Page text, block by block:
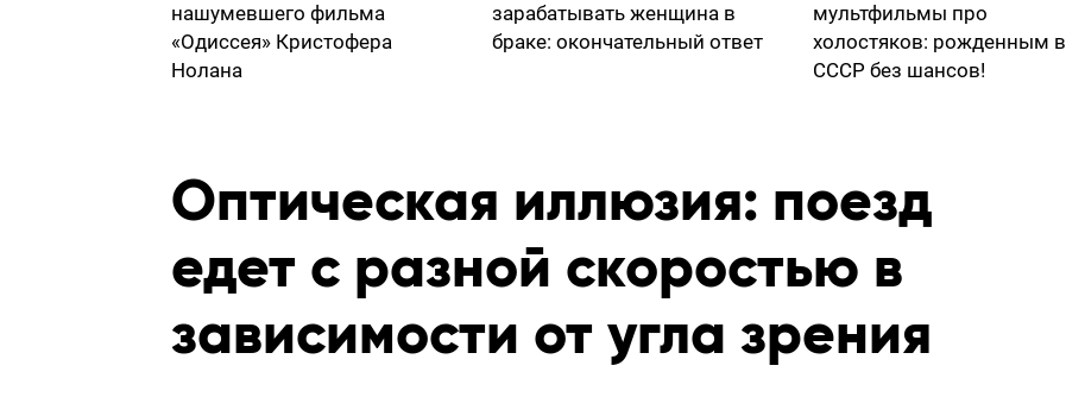
нашумевшего фильма
«Одиссея» Кристофера
Нолана
зарабатывать женщина в
браке: окончательный ответ
мультфильмы про
холостяков: рожденным в
СССР без шансов!
Оптическая иллюзия: поезд
едет с разной скоростью в
зависимости от угла зрения